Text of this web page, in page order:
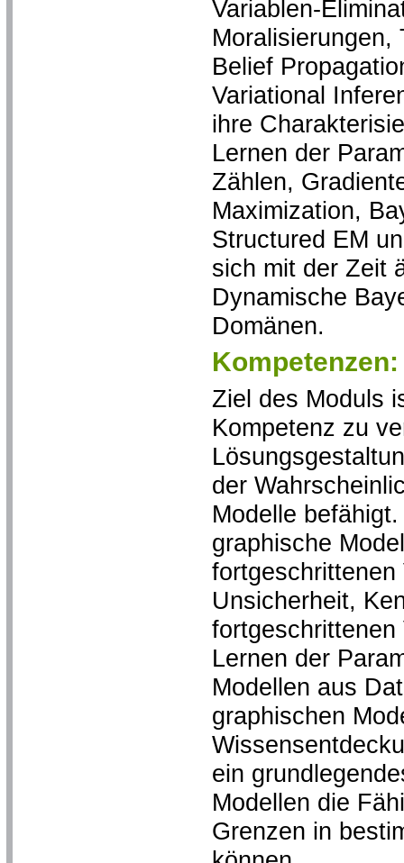
Variablen-
Moralisierungen,
Belief
Variational
ihre
Lernen der
Zählen,
Maximization,
Structured EM
sich mit der Zeit
Dynamische
Domänen.
Kompetenzen:
Ziel des Moduls
Kompetenz zu
der
Modelle
graphische
Unsicherheit,
fortgeschrittenen
Lernen der
Modellen aus
graphischen
ein
Modellen die
Grenzen in